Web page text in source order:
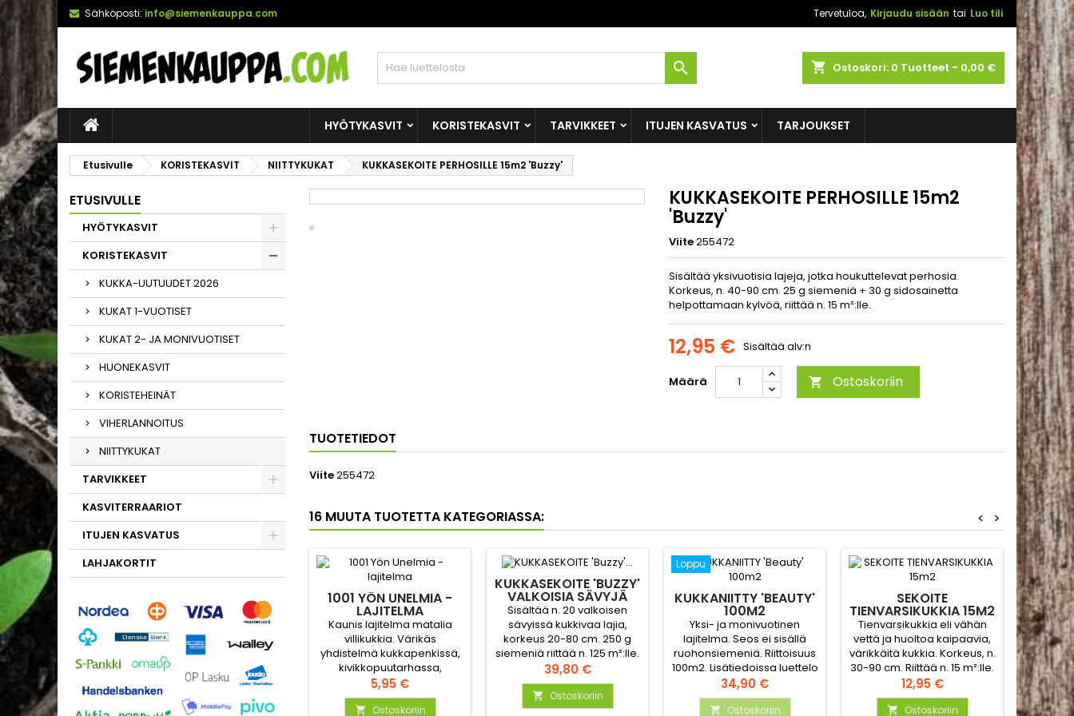
Sähköposti: info@siemenkauppa.com Tervetuloa, Kirjaudu sisään tai Luo tili
shopping_cart Ostoskori: 0 Tuotteet - 0,00 €

HYÖTYKASVIT KORISTEKASVIT TARVIKKEET ITUJEN KASVATUS TARJOUKSET
Etusivulle KORISTEKASVIT NIITTYKUKAT KUKKASEKOITE PERHOSILLE 15m2 'Buzzy'
ETUSIVULLE
HYÖTYKASVIT
KORISTEKASVIT
KUKKA-UUTUUDET 2026
KUKAT 1-VUOTISET
KUKAT 2- JA MONIVUOTISET
HUONEKASVIT
KORISTEHEINÄT
VIHERLANNOITUS
NIITTYKUKAT
TARVIKKEET
KASVITERRAARIOT
ITUJEN KASVATUS
LAHJAKORTIT
KUKKASEKOITE PERHOSILLE 15m2
'Buzzy'
Viite255472
Sisältää yksivuotisia lajeja, jotka houkuttelevat perhosia.
Korkeus, n. 40-90 cm. 25 g siemeniä + 30 g sidosainetta
helpottamaan kylvöä, riittää n. 15 m²:lle.
12,95 € Sisältää alv:n
Määrä  Ostoskoriin
TUOTETIEDOT
Viite255472
16 MUUTA TUOTETTA KATEGORIASSA: >
<
1001 YÖN UNELMIA -
LAJITELMA
Kaunis lajitelma matalia
villikukkia. Värikäs
yhdistelmä kukkapenkissä,
kivikkopuutarhassa,
parvekelaatikossa tai
isossa ruukussa. Hyväksi
puutarhan eläimille – vetää
Hinta
5,95 €
 Ostoskoriin
KUKKASEKOITE 'BUZZY'
VALKOISIA SÄVYJÄ
125M2
Sisältää n. 20 valkoisen
sävyissä kukkivaa lajia,
korkeus 20-80 cm. 250 g
siemeniä riittää n. 125 m²:lle.
Hinta
39,80 €
 Ostoskoriin
Loppu
KUKKANIITTY 'BEAUTY'
100M2
Yksi- ja monivuotinen
lajitelma. Seos ei sisällä
ruohonsiemeniä. Riittoisuus
100m2. Lisätiedoissa luettelo
seoksen sisältämistä
kasveista
Hinta
34,90 €
 Ostoskoriin
SEKOITE
TIENVARSIKUKKIA 15M2
Tienvarsikukkia eli vähän
vettä ja huoltoa kaipaavia,
värikkäitä kukkia. Korkeus, n.
30-90 cm. Riittää n. 15 m²:lle.
Hinta
12,95 €
 Ostoskoriin
Loppu
Värikäs